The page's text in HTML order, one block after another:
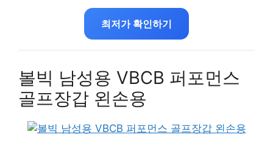
최저가 확인하기
볼빅 남성용 VBCB 퍼포먼스
골프장갑 왼손용